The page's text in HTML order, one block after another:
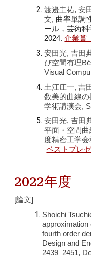
渡邉圭祐, 安
文, 曲率単調
ール，芸術
2024.企業賞
安田光, 吉田
び空間有理
Visual
土江庄一, 吉
数美的曲線
学術講演会,
安田光, 吉田
平面・空間
度精密工学
ベストプレ
2022年度
[論文]
Shoichi
approximation
fourth order
Design and
2439–2451,